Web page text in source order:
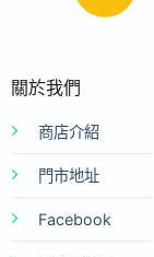
關於我們
商店介紹
門市地址
Facebook